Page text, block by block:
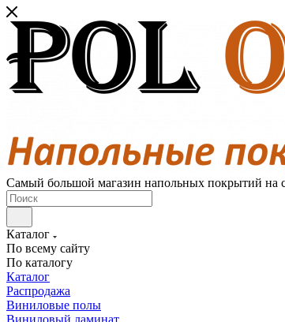
Самый большой магазин напольных покрытий на
Каталог
По всему сайту
По каталогу
Каталог
Распродажа
Виниловые полы
Виниловый ламинат